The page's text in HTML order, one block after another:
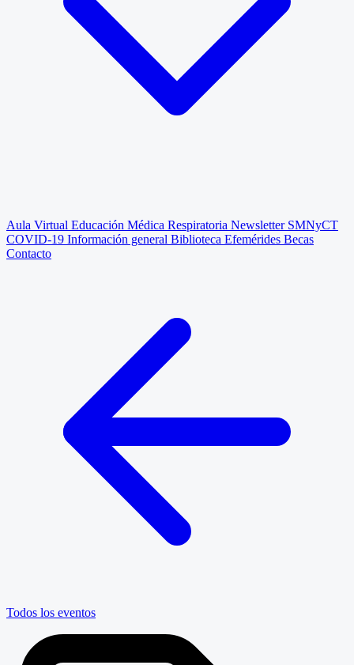
Aula Virtual Educación Médica Respiratoria Newsletter SMNyCT
COVID-19 Información general Biblioteca Efemérides Becas
Contacto
Todos los eventos